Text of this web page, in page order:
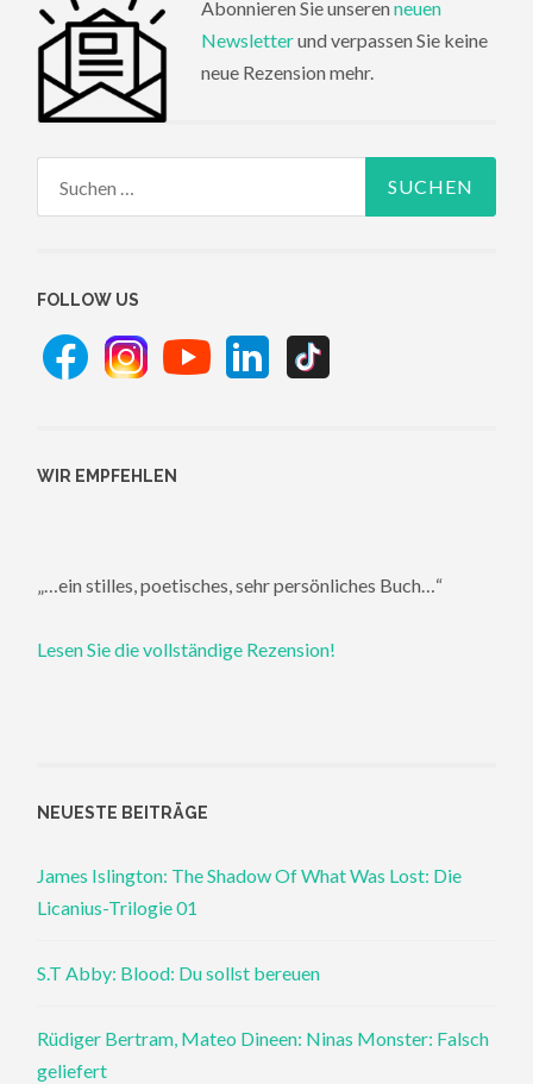
Abonnieren Sie unseren neuen
Newsletterund verpassen Sie keine
neue Rezension mehr.
FOLLOW US
WIR EMPFEHLEN
„…ein stilles, poetisches, sehr persönliches Buch…“
Lesen Sie die vollständige Rezension!
NEUESTE BEITRÄGE
James Islington: The Shadow Of What Was Lost: Die
Licanius-Trilogie 01
S.T Abby: Blood: Du sollst bereuen
Rüdiger Bertram, Mateo Dineen: Ninas Monster: Falsch
geliefert